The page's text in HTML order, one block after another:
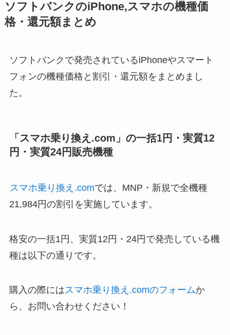
ソフトバンクのiPhone,スマホの機種価
格・還元額まとめ
ソフトバンクで発売されているiPhoneやスマート
フォンの機種価格と割引・還元額をまとめまし
た。
「スマホ乗り換え.com」の一括1円・実質12
円・実質24円販売機種
スマホ乗り換え.comでは、MNP・新規で全機種
21,984円の割引を実施しています。
格安の一括1円、実質12円・24円で発売している機
種は以下の通りです。
購入の際にはスマホ乗り換え.comのフォームか
ら、お問い合わせください！